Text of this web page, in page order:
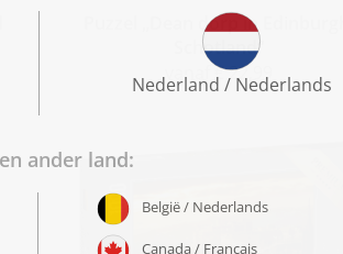
Puzzel „Dean dorp in Edinburgh,
Schotland“
vanaf € 22,99